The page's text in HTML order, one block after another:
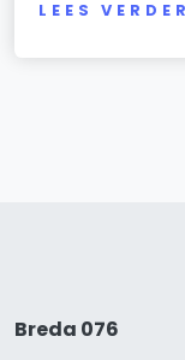
LEES VERDER
Breda 076